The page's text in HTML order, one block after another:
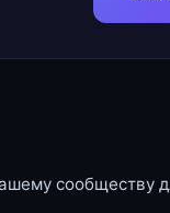
сообществу